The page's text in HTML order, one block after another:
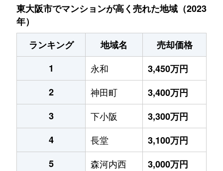
東大阪市でマンションが高く売れた地域（2023
年）
ランキング
地域名
売却価格
1
永和
3,450万円
2
神田町
3,400万円
3
下小阪
3,300万円
4
長堂
3,100万円
5
森河内西
3,000万円